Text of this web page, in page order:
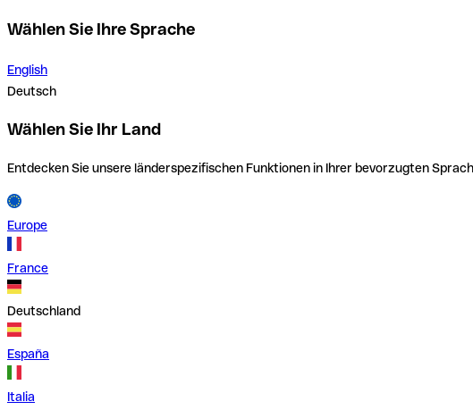
Wählen Sie Ihre Sprache
English
Deutsch
Wählen Sie Ihr Land
Entdecken Sie unsere länderspezifischen Funktionen in Ihrer bevorzugten
Europe
France
Deutschland
España
Italia